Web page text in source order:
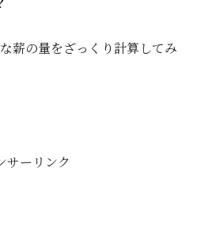
薪の量をざっくり計算してみ
サーリンク